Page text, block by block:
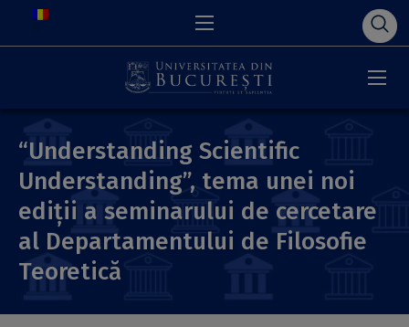
“Understanding Scientific
Understanding”, tema unei noi
ediții a seminarului de cercetare
al Departamentului de Filosofie
Teoretică